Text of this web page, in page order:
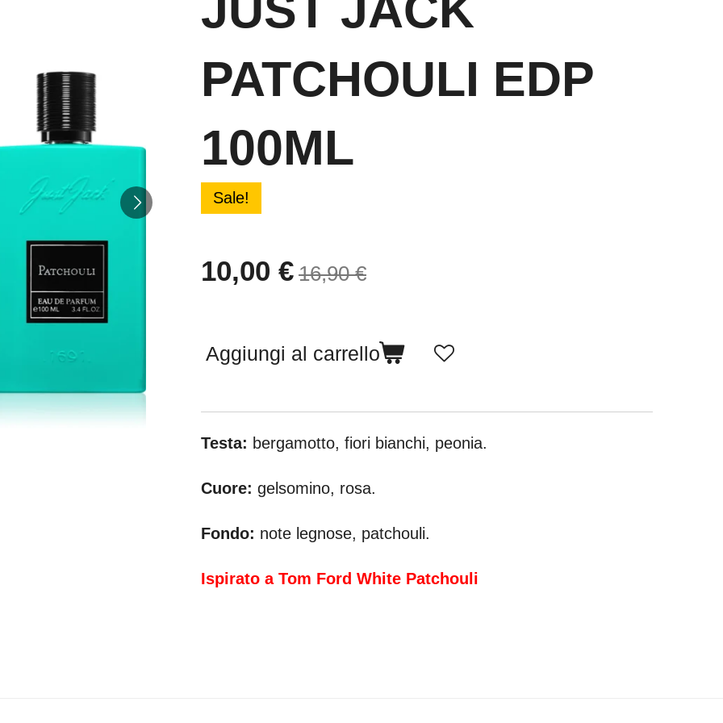
PATCHOULI EDP
100ML
Sale!
10,00 € 16,90 €
Aggiungi al carrello
Testa: bergamotto, fiori bianchi, peonia.
Cuore: gelsomino, rosa.
Fondo: note legnose, patchouli.
Ispirato a Tom Ford White Patchouli